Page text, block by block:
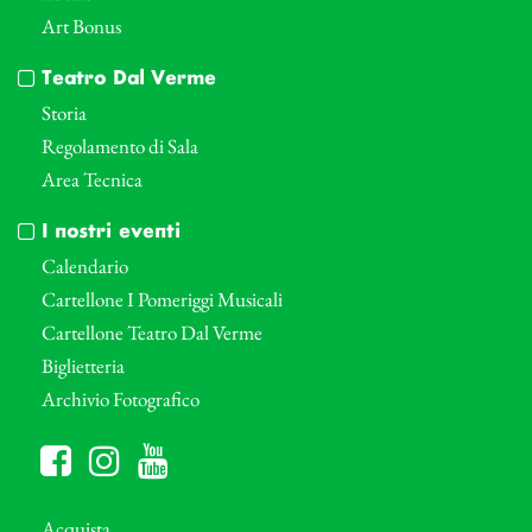
Art Bonus
Teatro Dal Verme
Storia
Regolamento di Sala
Area Tecnica
I nostri eventi
Calendario
Cartellone I Pomeriggi Musicali
Cartellone Teatro Dal Verme
Biglietteria
Archivio Fotografico